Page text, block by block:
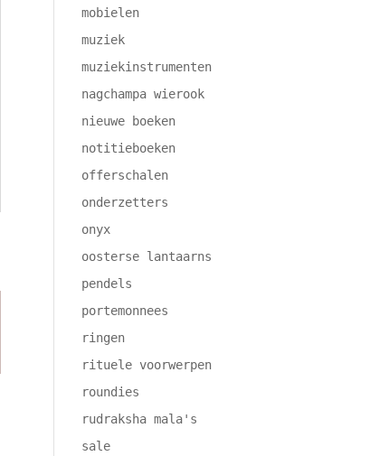
mobielen
muziek
muziekinstrumenten
nagchampa wierook
nieuwe boeken
notitieboeken
offerschalen
onderzetters
onyx
oosterse lantaarns
pendels
portemonnees
ringen
rituele voorwerpen
roundies
rudraksha mala's
sale